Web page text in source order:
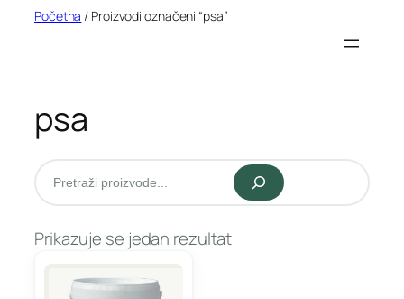
Početna / Proizvodi označeni “psa”
psa
Pretraži
Prikazuje se jedan rezultat